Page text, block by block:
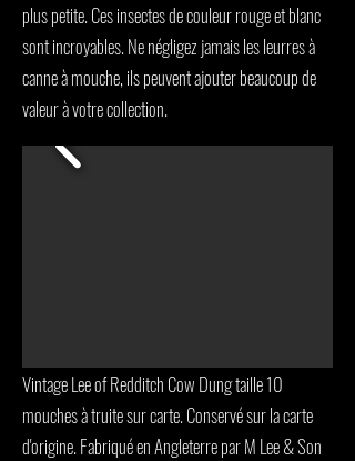
plus petite. Ces insectes de couleur rouge et blanc
sont incroyables. Ne négligez jamais les leurres à
canne à mouche, ils peuvent ajouter beaucoup de
valeur à votre collection.
Vintage Lee of Redditch Cow Dung taille 10
mouches à truite sur carte. Conservé sur la carte
d'origine. Fabriqué en Angleterre par M Lee & Son